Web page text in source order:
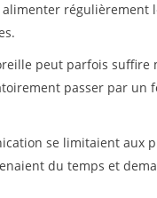
régulièrement
peut parfois
passer par un
se limitaient aux
du temps et